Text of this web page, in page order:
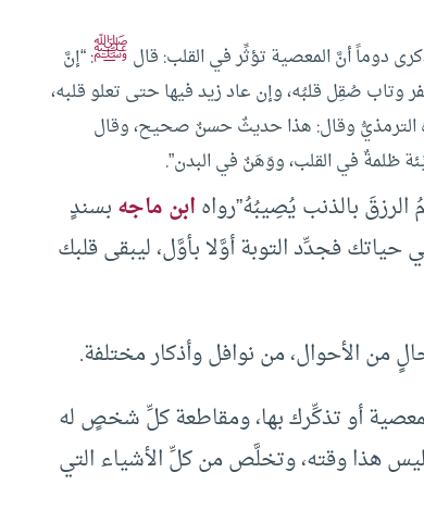
دوماً أنَّ المعصية تؤثِّر في القلب: قال ﷺ: “إنَّ
وتاب صُقِل قلبُه، وإن عاد زيد فيها حتى تعلو قلبه،
الترمذيُّ وقال: هذا حديثٌ حسنٌ صحيح، وقال
ظلمةٌ في القلب، ووَهَنٌ في البدن”.
بالذنب يُصِيبُهُ”رواهابن ماجهبسندٍ
فجدِّد التوبة أوَّلا بأوَّل، ليبقى قلبك
من الأحوال، من نوافل وأذكار مختلفة.
المعصية أو تذكِّرك بها، ومقاطعة كلِّ شخصٍ له
هذا وقته، وتخلَّص من كلِّ الأشياء التي